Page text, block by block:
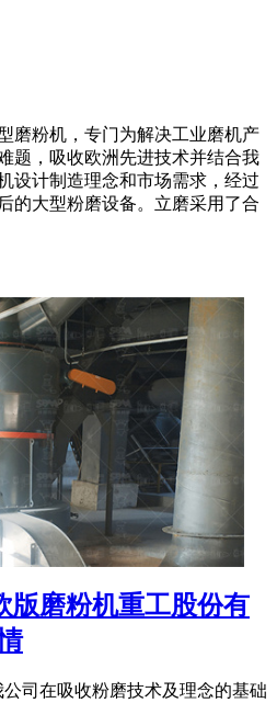
磨粉机，专门为解决工业磨机产
题，吸收欧洲先进技术并结合我
设计制造理念和市场需求，经过
的大型粉磨设备。立磨采用了合
版磨粉机重工股份有
司在吸收粉磨技术及理念的基础